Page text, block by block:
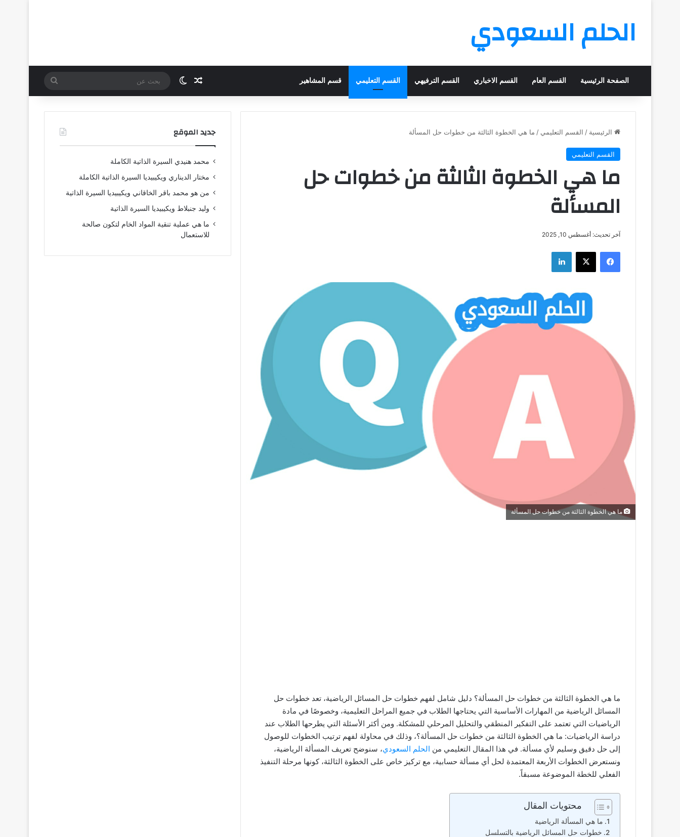
الحلم السعودي
الصفحة الرئيسية القسم العام القسم الاخباري القسم الترفيهي القسم التعليمي قسم المشاهير مقال عشوائي
الوضع المظلم
بحث
عن
الرئيسية / القسم التعليمي / ما هي الخطوة الثالثة من خطوات حل المسألة
القسم التعليمي
ما هي الخطوة الثالثة من خطوات حل
المسألة
آخر تحديث: أغسطس 10, 2025
فيسبوك ‫X لينكدإن
ما هي الخطوة الثالثة من خطوات حل المسألة
ما هي الخطوة الثالثة من خطوات حل المسألة؟ دليل شامل لفهم خطوات حل المسائل الرياضية، تعد خطوات حل
المسائل الرياضية من المهارات الأساسية التي يحتاجها الطلاب في جميع المراحل التعليمية، وخصوصًا في مادة
الرياضيات التي تعتمد على التفكير المنطقي والتحليل المرحلي للمشكلة. ومن أكثر الأسئلة التي يطرحها الطلاب عند
دراسة الرياضيات: ما هي الخطوة الثالثة من خطوات حل المسألة؟، وذلك في محاولة لفهم ترتيب الخطوات للوصول
إلى حل دقيق وسليم لأي مسألة. في هذا المقال التعليمي من الحلم السعودي، سنوضح تعريف المسألة الرياضية،
ونستعرض الخطوات الأربعة المعتمدة لحل أي مسألة حسابية، مع تركيز خاص على الخطوة الثالثة، كونها مرحلة التنفيذ
الفعلي للخطة الموضوعة مسبقاً.
محتويات المقال
ما هي المسألة الرياضية
خطوات حل المسائل الرياضية بالتسلسل
جديد الموقع
محمد هنيدي السيرة الذاتية الكاملة
مختار الديناري ويكيبيديا السيرة الذاتية الكاملة
من هو محمد باقر الخاقاني ويكيبيديا السيرة الذاتية
وليد جنبلاط ويكيبيديا السيرة الذاتية
ما هي عملية تنقية المواد الخام لتكون صالحة
للاستعمال